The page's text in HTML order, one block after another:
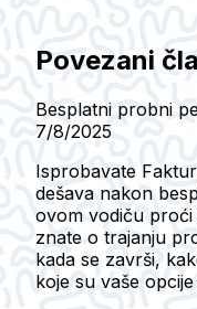
Povezani
Besplatni probni
7/8/2025
Isprobavate
dešava nakon
ovom vodiču
znate o trajanju
kada se završi,
koje su vaše